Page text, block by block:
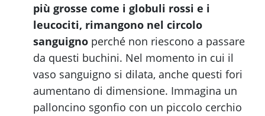
più grosse come i globuli rossi e i
leucociti, rimangono nel circolo
sanguigno perché non riescono a passare
da questi buchini. Nel momento in cui il
vaso sanguigno si dilata, anche questi fori
aumentano di dimensione. Immagina un
palloncino sgonfio con un piccolo cerchio